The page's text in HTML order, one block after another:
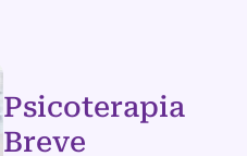
Psicoterapia
Breve